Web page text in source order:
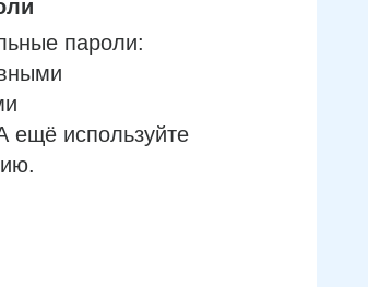
пароли:
ещё используйте